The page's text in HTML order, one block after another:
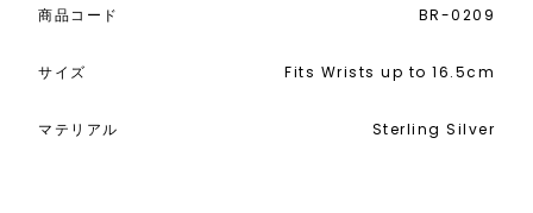
商品コード BR-0209
サイズ Fits Wrists up to 16.5cm
マテリアル Sterling Silver